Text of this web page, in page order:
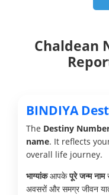
Chaldean
BINDIYA
The Destiny
name. It reflects
overall life journey.
भाग्यांकआपकेपूरे जन्म नाम
अवसरों और समग्र जीवन